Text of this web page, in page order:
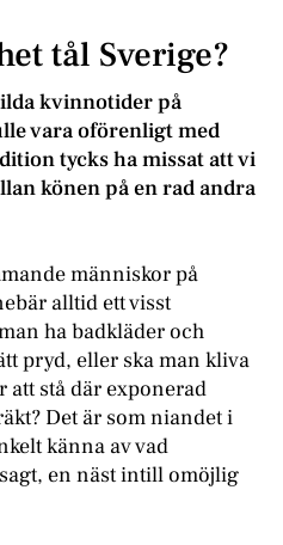
tål Sverige?
kvinnotider på
vara oförenligt med
tycks ha missat att vi
könen på en rad andra
människor på
alltid ett visst
ha badkläder och
pryd, eller ska man kliva
stå där exponerad
Det är som niandet i
känna av vad
en näst intill omöjlig